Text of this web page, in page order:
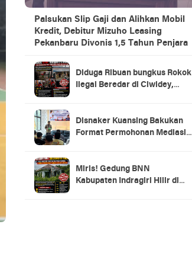
Palsukan Slip Gaji dan Alihkan Mobil
Kredit, Debitur Mizuho Leasing
Pekanbaru Divonis 1,5 Tahun Penjara
Diduga Ribuan bungkus Rokok
Ilegal Beredar di Ciwidey,
Pulau Jawa
Disnaker Kuansing Bakukan
Format Permohonan Mediasi,
Miris! Gedung BNN
Kabupaten Indragiri Hilir di